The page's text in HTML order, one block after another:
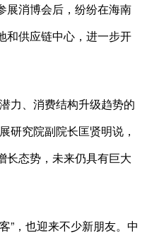
展消博会后，纷纷在海南
和供应链中心，进一步开
、消费结构升级趋势的
研究院副院长匡贤明说，
长态势，未来仍具有巨大
，也迎来不少新朋友。中